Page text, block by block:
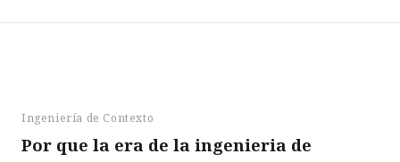
Ingeniería de Contexto
Por que la era de la ingenieria de